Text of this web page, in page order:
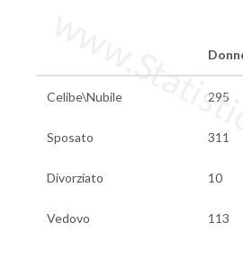
Celibe\Nubile 295
Sposato 311
Divorziato 10
Vedovo 113